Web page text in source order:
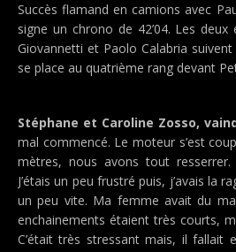
Succès flamand en camions avec
signe un chrono de 42’04. Les deux
Giovannetti et Paolo Calabria
se place au quatrième rang devant
Stéphane et Caroline Zosso,
mal commencé. Le moteur s’est
mètres, nous avons tout resserrer.
J’étais un peu frustré puis, j’avais la
un peu vite. Ma femme avait du
enchainements étaient très courts,
C’était très stressant mais, il fallait